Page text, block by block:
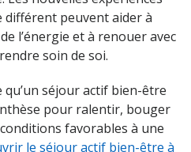
différent peuvent aider à
l’énergie et à renouer avec
soin de soi.
qu’un séjour actif bien-être
pour ralentir, bouger
favorables à une
le séjour actif bien-être à